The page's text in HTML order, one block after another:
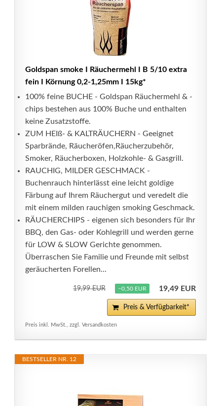
Goldspan smoke I Räuchermehl I B 5/10 extra
fein I Körnung 0,2-1,25mm I 15kg*
100% feine BUCHE - Goldspan Räuchermehl & -
chips bestehen aus 100% Buche und enthalten
keine Zusatzstoffe.
ZUM HEIß- & KALTRÄUCHERN - Geeignet
Sparbrände, Räucheröfen,Räucherzubehör,
Smoker, Räucherboxen, Holzkohle- & Gasgrill.
RAUCHIG, MILDER GESCHMACK -
Buchenrauch hinterlässt eine leicht goldige
Färbung auf Ihrem Räuchergut und veredelt die
mit einem milden rauchigen smoking Geschmack.
RÄUCHERCHIPS - eigenen sich besonders für Ihr
BBQ, den Gas- oder Kohlegrill und werden gerne
für LOW & SLOW Gerichte genommen.
Überraschen Sie Familie und Freunde mit selbst
geräucherten Forellen...
19,99 EUR −0,50 EUR 19,49 EUR
Preis & Verfügbarkeit*
Preis inkl. MwSt., zzgl. Versandkosten
BESTSELLER NR. 12